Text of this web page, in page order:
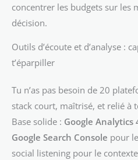
concentrer les budgets sur les
décision.
Outils d’écoute et d’analyse :
t’éparpiller
Tu n’as pas besoin de 20
stack court, maîtrisé, et relié à
Base solide : Google Analytics
Google Search Console pour
social listening pour le